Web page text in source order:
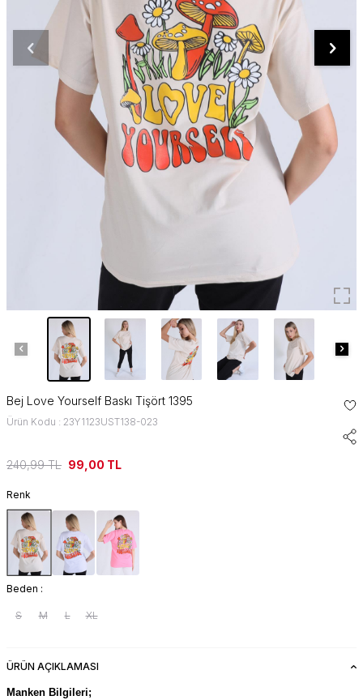
Bej Love Yourself Baskı Tişört 1395
Ürün Kodu : 23Y1123UST138-023
240,99TL 99,00 TL
Renk
Beden :
S M L XL
ÜRÜN AÇIKLAMASI
Manken Bilgileri;